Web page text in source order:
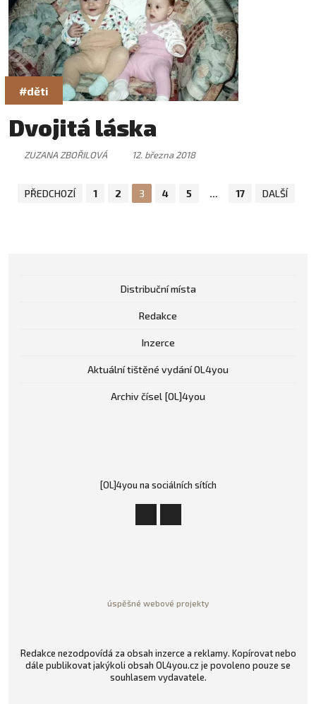
#děti
Dvojitá láska
ZUZANA ZBOŘILOVÁ 12. března 2018
PŘEDCHOZÍ 1 2 3 4 5 … 17 DALŠÍ
Distribuční místa
Redakce
Inzerce
Aktuální tištěné vydání OL4you
Archiv čísel [OL]4you
[OL]4you na sociálních sítích
úspěšné webové projekty
Redakce nezodpovídá za obsah inzerce a reklamy. Kopírovat nebo
dále publikovat jakýkoli obsah OL4you.cz je povoleno pouze se
souhlasem vydavatele.